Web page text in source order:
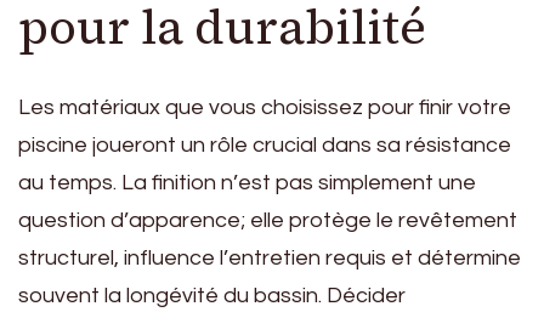
pour la durabilité
Les matériaux que vous choisissez pour finir votre
piscine joueront un rôle crucial dans sa résistance
au temps. La finition n’est pas simplement une
question d’apparence; elle protège le revêtement
structurel, influence l’entretien requis et détermine
souvent la longévité du bassin. Décider